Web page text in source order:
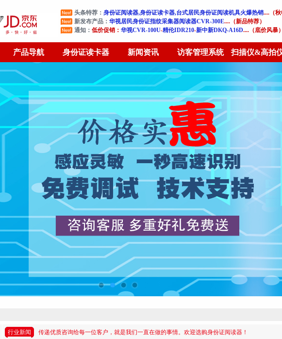
头条特荐： 身份证阅读器,身份证读卡器,台式居民身份证阅读机具火爆热销....（秋
新发布产品： 华视居民身份证指纹采集器阅读器CVR-300E....（新品特荐）
通知： 低价促销： 华视CVR-100U-精伦IDR210-新中新DKQ-A16D....（底价风暴）
产品导航 身份证读卡器 新闻资讯 访客管理系统 扫描仪&高拍
行业新闻 传递优质咨询给每一位客户，就是我们一直在做的事情。欢迎选购身份证阅读器！